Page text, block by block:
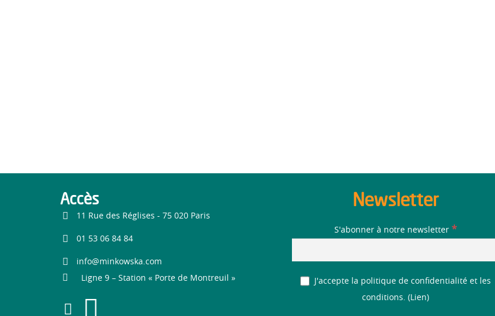
Accès
11 Rue des Réglises - 75 020 Paris
01 53 06 84 84
info@minkowska.com
Ligne 9 – Station « Porte de Montreuil »
Newsletter
S'abonner à notre newsletter *
J'accepte la politique de confidentialité et les
conditions. ( Lien)